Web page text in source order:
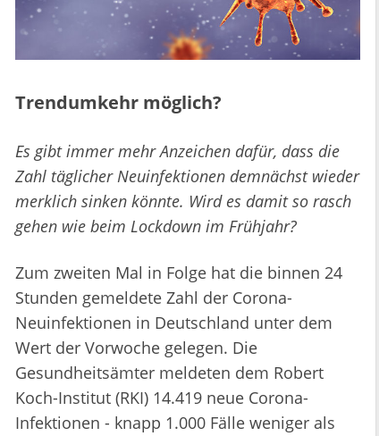
Trendumkehr möglich?
Es gibt immer mehr Anzeichen dafür, dass die
Zahl täglicher Neuinfektionen demnächst wieder
merklich sinken könnte. Wird es damit so rasch
gehen wie beim Lockdown im Frühjahr?
Zum zweiten Mal in Folge hat die binnen 24
Stunden gemeldete Zahl der Corona-
Neuinfektionen in Deutschland unter dem
Wert der Vorwoche gelegen. Die
Gesundheitsämter meldeten dem Robert
Koch-Institut (RKI) 14.419 neue Corona-
Infektionen - knapp 1.000 Fälle weniger als